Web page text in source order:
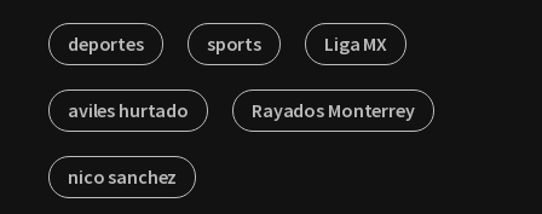
deportes sports Liga MX
aviles hurtado Rayados Monterrey
nico sanchez